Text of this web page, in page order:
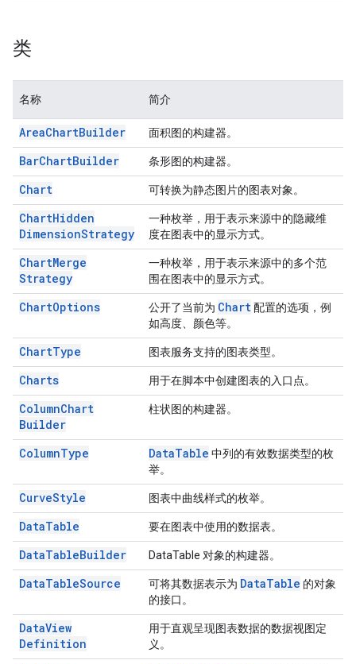
类
名称 简介
AreaChartBuilder 面积图的构建器。
BarChartBuilder 条形图的构建器。
Chart 可转换为静态图片的图表对象。
ChartHidden
DimensionStrategy
一种枚举，用于表示来源中的隐藏维
度在图表中的显示方式。
ChartMerge
Strategy
一种枚举，用于表示来源中的多个范
围在图表中的显示方式。
ChartOptions 公开了当前为 Chart配置的选项，例
如高度、颜色等。
ChartType 图表服务支持的图表类型。
Charts 用于在脚本中创建图表的入口点。
ColumnChart
Builder
柱状图的构建器。
ColumnType DataTable 中列的有效数据类型的枚
举。
CurveStyle 图表中曲线样式的枚举。
DataTable 要在图表中使用的数据表。
DataTableBuilder DataTable 对象的构建器。
DataTableSource 可将其数据表示为 DataTable 的对象
的接口。
DataView
Definition
用于直观呈现图表数据的数据视图定
义。